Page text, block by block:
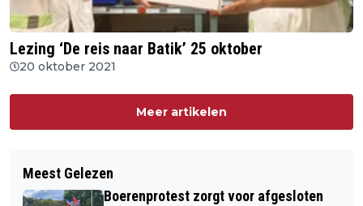
Lezing ‘De reis naar Batik’ 25 oktober
20 oktober 2021
Meer artikelen
Meest Gelezen
Boerenprotest zorgt voor afgesloten